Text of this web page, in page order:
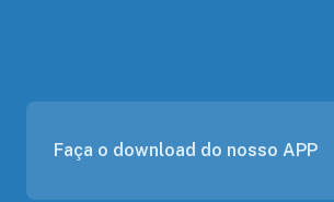
Faça o download do nosso APP